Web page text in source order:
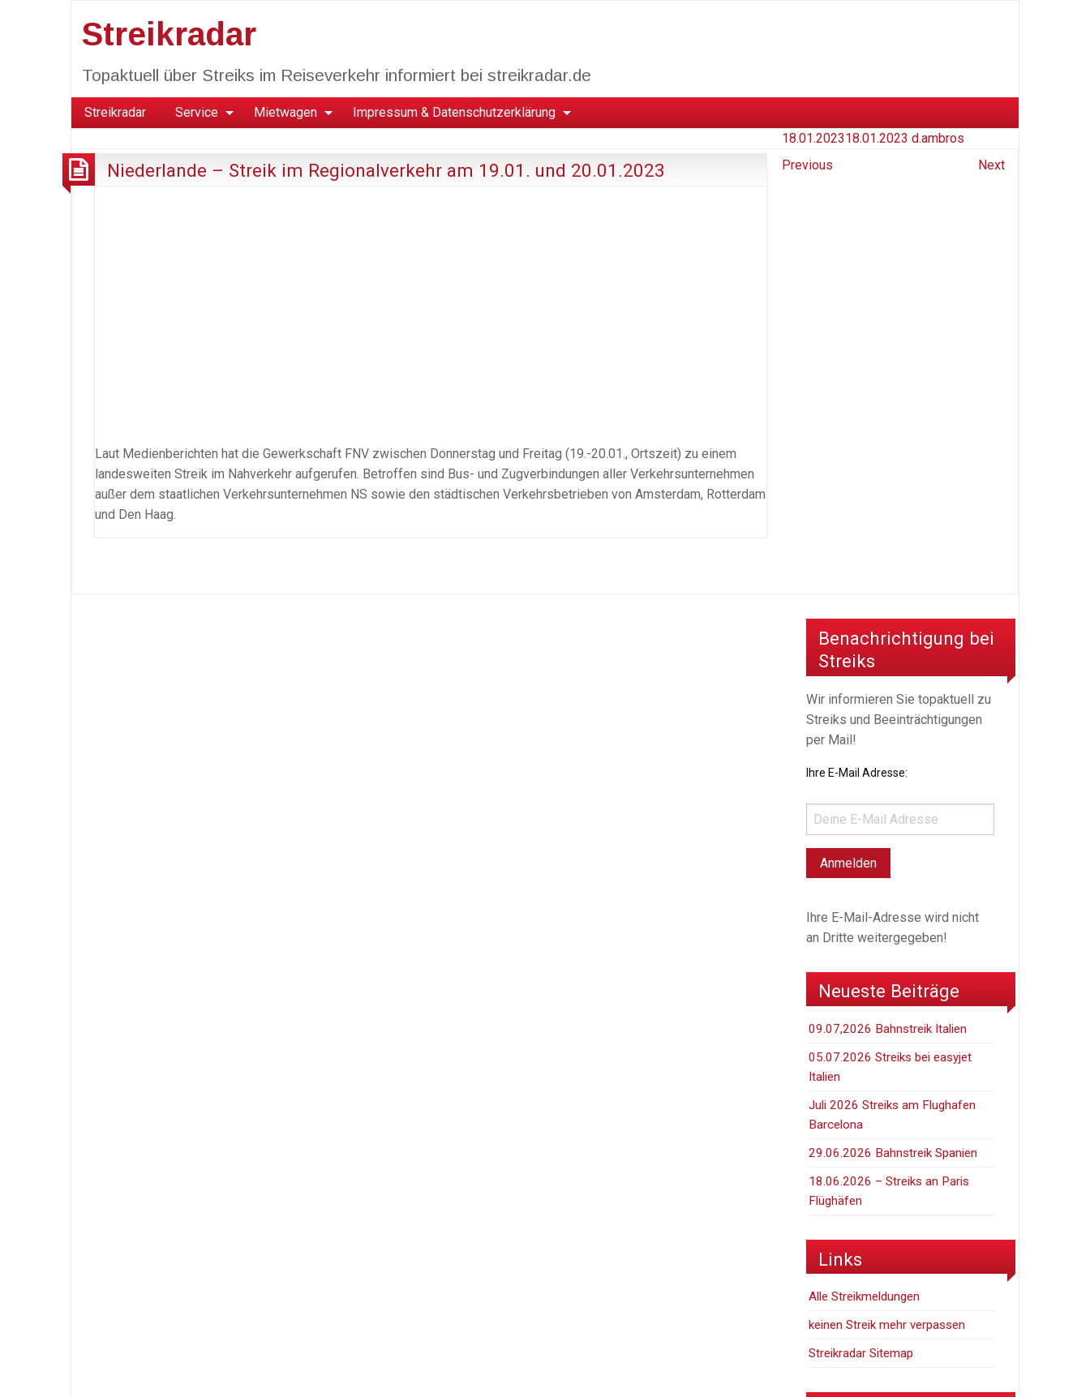
Streikradar
Topaktuell über Streiks im Reiseverkehr informiert bei streikradar.de
Streikradar Service Mietwagen Impressum & Datenschutzerklärung
Niederlande – Streik im Regionalverkehr am 19.01. und 20.01.2023
Laut Medienberichten hat die Gewerkschaft FNV zwischen Donnerstag und Freitag (19.-20.01., Ortszeit) zu einem
landesweiten Streik im Nahverkehr aufgerufen. Betroffen sind Bus- und Zugverbindungen aller Verkehrsunternehmen
außer dem staatlichen Verkehrsunternehmen NS sowie den städtischen Verkehrsbetrieben von Amsterdam, Rotterdam
und Den Haag.
18.01.202318.01.2023 d.ambros
Previous
Next
Benachrichtigung bei
Streiks
Wir informieren Sie topaktuell zu
Streiks und Beeinträchtigungen
per Mail!
Ihre E-Mail Adresse:
Ihre E-Mail-Adresse wird nicht
an Dritte weitergegeben!
Neueste Beiträge
09.07,2026 Bahnstreik Italien
05.07.2026 Streiks bei easyjet
Italien
Juli 2026 Streiks am Flughafen
Barcelona
29.06.2026 Bahnstreik Spanien
18.06.2026 – Streiks an Paris
Flüghäfen
Links
Alle Streikmeldungen
keinen Streik mehr verpassen
Streikradar Sitemap